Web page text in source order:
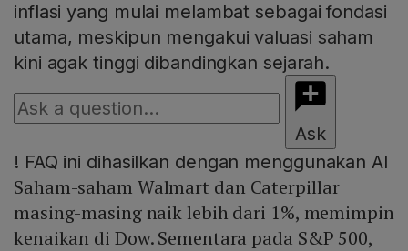
inflasi yang mulai melambat sebagai fondasi
utama, meskipun mengakui valuasi saham
kini agak tinggi dibandingkan sejarah.
Ask
! FAQ ini dihasilkan dengan menggunakan AI
Saham-saham Walmart dan Caterpillar
masing-masing naik lebih dari 1%, memimpin
kenaikan di Dow. Sementara pada S&P 500,